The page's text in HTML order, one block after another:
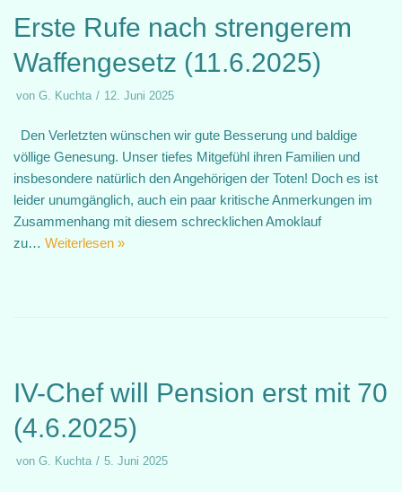
Erste Rufe nach strengerem
Waffengesetz (11.6.2025)
von G. Kuchta 12. Juni 2025
Den Verletzten wünschen wir gute Besserung und baldige
völlige Genesung. Unser tiefes Mitgefühl ihren Familien und
insbesondere natürlich den Angehörigen der Toten! Doch es ist
leider unumgänglich, auch ein paar kritische Anmerkungen im
Zusammenhang mit diesem schrecklichen Amoklauf
zu… Weiterlesen »
IV-Chef will Pension erst mit 70
(4.6.2025)
von G. Kuchta 5. Juni 2025